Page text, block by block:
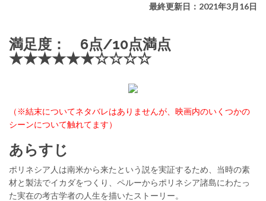
プ
最終更新日：2021年3月16日
満足度： 6点/10点満点
★★★★★★☆☆☆☆
（※結末についてネタバレはありませんが、映画内のいくつかの
シーンについて触れてます）
あらすじ
ポリネシア人は南米から来たという説を実証するため、当時の素
材と製法でイカダをつくり、ペルーからポリネシア諸島にわたっ
た実在の考古学者の人生を描いたストーリー。